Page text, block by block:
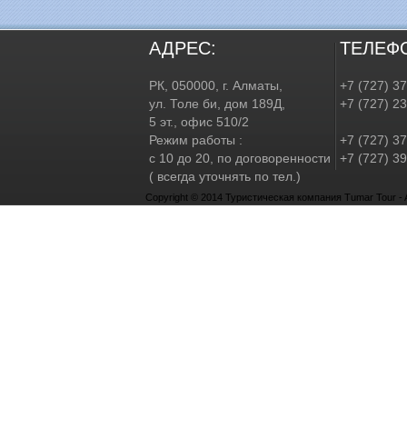
АДРЕС:
РК, 050000, г. Алматы,
ул. Толе би, дом 189Д,
5 эт., офис 510/2
Режим работы :
с 10 до 20, по договоренности
( всегда уточнять по тел.)
+7 (727)
+7 (727)
+7 (727)
+7 (727)
Copyright © 2014 Туристическая компания Tumar Tour -